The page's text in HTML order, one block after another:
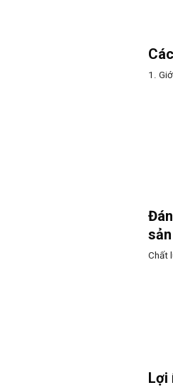
1.
Chất
Lợi